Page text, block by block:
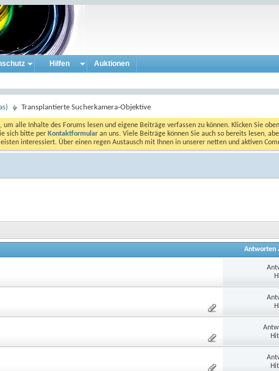
Hilfen Auktionen
Transplantierte Sucherkamera-Objektive
, um alle Inhalte des Forums lesen und eigene Beiträge verfassen zu können. Klicken Sie
sich bitte per Kontaktformular an uns. Viele Beiträge können Sie auch so bereits lesen,
interessiert. Über einen regen Austausch mit Ihnen in unserer netten und aktiven
Antworten